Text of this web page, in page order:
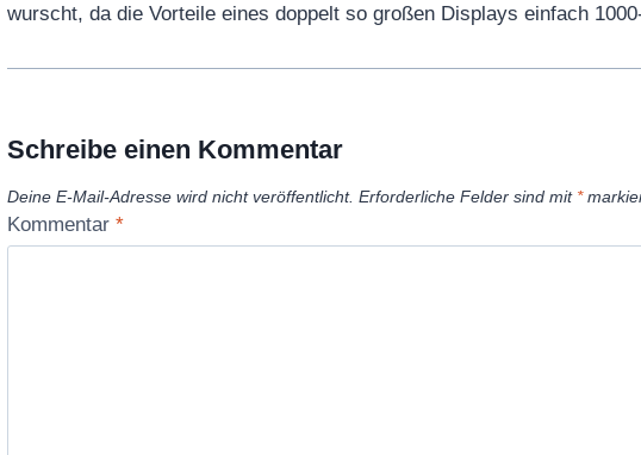
wurscht, da die Vorteile eines doppelt so großen Displays einfach
Schreibe einen Kommentar
Deine E-Mail-Adresse wird nicht veröffentlicht. Erforderliche Felder sind mit *
Kommentar *